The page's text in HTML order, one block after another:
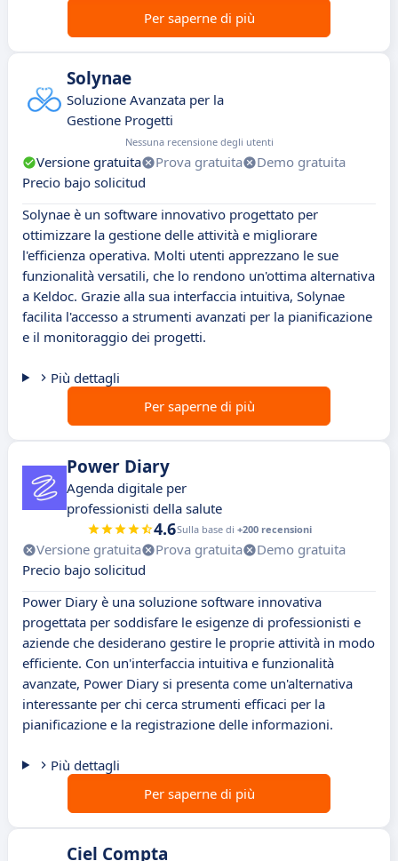
Per saperne di più
Solynae
Soluzione Avanzata per la
Gestione Progetti
Nessuna recensione degli utenti
Versione gratuita Prova gratuita
Demo gratuita
Precio bajo solicitud
Solynae è un software innovativo progettato per
ottimizzare la gestione delle attività e migliorare
l'efficienza operativa. Molti utenti apprezzano le sue
funzionalità versatili, che lo rendono un'ottima alternativa
a Keldoc. Grazie alla sua interfaccia intuitiva, Solynae
facilita l'accesso a strumenti avanzati per la pianificazione
e il monitoraggio dei progetti.
Più dettagli
Per saperne di più
Power Diary
Agenda digitale per
professionisti della salute
4.6Sulla base di +200 recensioni
Versione gratuita Prova gratuita
Demo gratuita
Precio bajo solicitud
Power Diary è una soluzione software innovativa
progettata per soddisfare le esigenze di professionisti e
aziende che desiderano gestire le proprie attività in modo
efficiente. Con un'interfaccia intuitiva e funzionalità
avanzate, Power Diary si presenta come un'alternativa
interessante per chi cerca strumenti efficaci per la
pianificazione e la registrazione delle informazioni.
Più dettagli
Per saperne di più
Ciel Compta